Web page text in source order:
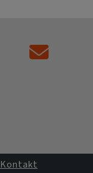
Kontakt